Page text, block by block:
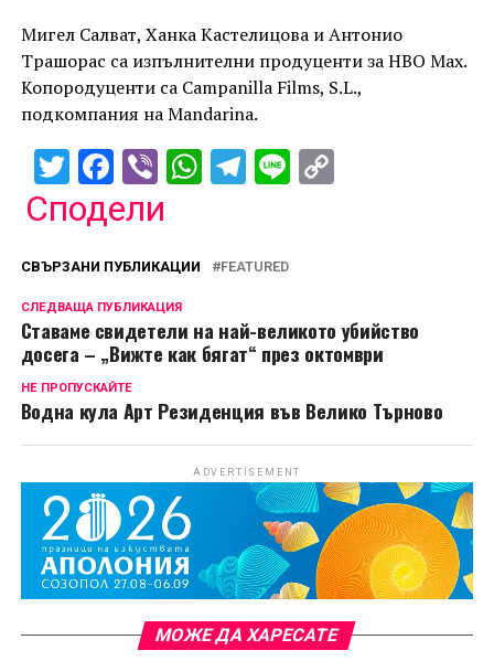
Мигел Салват, Ханка Кастелицова и Антонио
Трашорас са изпълнителни продуценти за HBO Max.
Копородуценти са Campanilla Films, S.L.,
подкомпания на Mandarina.
Twitter
Facebook
ViberWhatsApp
Telegram
LineCopy
Сподели
СВЪРЗАНИ ПУБЛИКАЦИИ FEATURED
СЛЕДВАЩА ПУБЛИКАЦИЯ
Ставаме свидетели на най-великото убийство
досега – „Вижте как бягат“ през октомври
НЕ ПРОПУСКАЙТЕ
Водна кула Арт Резиденция във Велико Търново
ADVERTISEMENT
МОЖЕ ДА ХАРЕСАТЕ